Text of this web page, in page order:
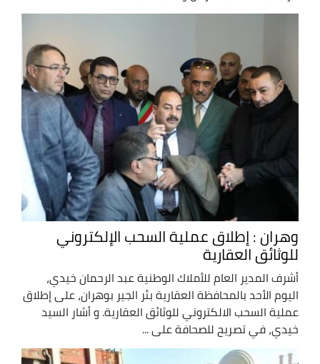
وهران : إطلاق عملية السحب الإلكتروني
للوثائق العقارية
أشرف المدير العام للأملاك الوطنية عبد الرحمان خيدي،
اليوم الأحد بالمحافظة العقارية بئر الجير بوهران، على إطلاق
عملية السحب الالكتروني للوثائق العقارية. و أشار السيد
خيدي، في تصريح للصحافة على ...